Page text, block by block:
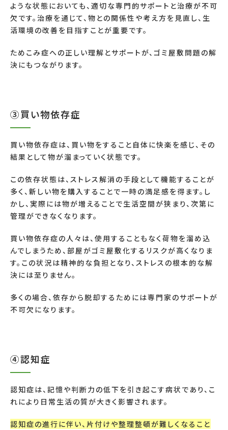
ような状態においても、適切な専門的サポートと治療が不可
欠です。治療を通じて、物との関係性や考え方を見直し、生
活環境の改善を目指すことが重要です。
ためこみ症への正しい理解とサポートが、ゴミ屋敷問題の解
決にもつながります。
③買い物依存症
買い物依存症は、買い物をすること自体に快楽を感じ、その
結果として物が溜まっていく状態です。
この依存状態は、ストレス解消の手段として機能することが
多く、新しい物を購入することで一時の満足感を得ます。し
かし、実際には物が増えることで生活空間が狭まり、次第に
管理ができなくなります。
買い物依存症の人々は、使用することもなく荷物を溜め込
んでしまうため、部屋がゴミ屋敷化するリスクが高くなりま
す。この状況は精神的な負担となり、ストレスの根本的な解
決には至りません。
多くの場合、依存から脱却するためには専門家のサポートが
不可欠になります。
④認知症
認知症は、記憶や判断力の低下を引き起こす病状であり、こ
れにより日常生活の質が大きく影響されます。
認知症の進行に伴い、片付けや整理整頓が難しくなること